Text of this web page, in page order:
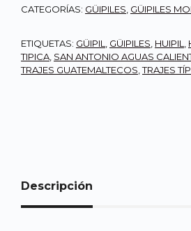
CATEGORÍAS: GÜIPILES, GÜIPILES
ETIQUETAS: GÜIPIL, GÜIPILES, HUIPIL,
TIPICA, SAN ANTONIO AGUAS
TRAJES GUATEMALTECOS,TRAJES
Descripción